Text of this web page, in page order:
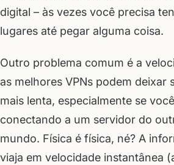
digital – às vezes você precisa
lugares até pegar alguma coisa.
Outro problema comum é a
as melhores VPNs podem deixar
mais lenta, especialmente se
conectando a um servidor do
mundo. Física é física, né? A
viaja em velocidade instantânea